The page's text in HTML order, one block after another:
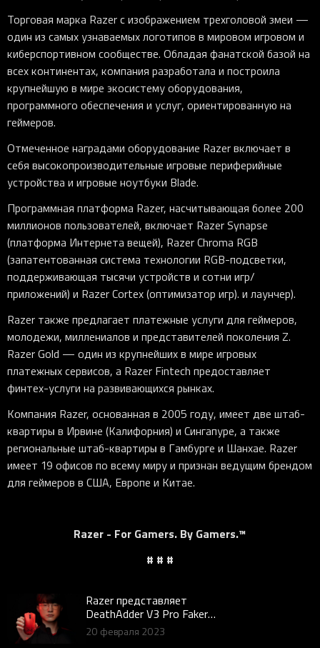
Торговая марка Razer с изображением трехголовой змеи —
один из самых узнаваемых логотипов в мировом игровом и
киберспортивном сообществе. Обладая фанатской базой на
всех континентах, компания разработала и построила
крупнейшую в мире экосистему оборудования,
программного обеспечения и услуг, ориентированную на
геймеров.
Отмеченное наградами оборудование Razer включает в
себя высокопроизводительные игровые периферийные
устройства и игровые ноутбуки Blade.
Программная платформа Razer, насчитывающая более 200
миллионов пользователей, включает Razer Synapse
(платформа Интернета вещей), Razer Chroma RGB
(запатентованная система технологии RGB-подсветки,
поддерживающая тысячи устройств и сотни игр/
приложений) и Razer Cortex (оптимизатор игр). и лаунчер).
Razer также предлагает платежные услуги для геймеров,
молодежи, миллениалов и представителей поколения Z.
Razer Gold — один из крупнейших в мире игровых
платежных сервисов, а Razer Fintech предоставляет
финтех-услуги на развивающихся рынках.
Компания Razer, основанная в 2005 году, имеет две штаб-
квартиры в Ирвине (Калифорния) и Сингапуре, а также
региональные штаб-квартиры в Гамбурге и Шанхае. Razer
имеет 19 офисов по всему миру и признан ведущим брендом
для геймеров в США, Европе и Китае.
Razer - For Gamers. By Gamers.™
# # #
Razer представляет
DeathAdder V3 Pro Faker
Edition и DeathAdder V3 в
культовой линейке
20 февраля 2023